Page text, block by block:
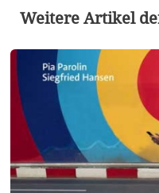
Weitere Artikel